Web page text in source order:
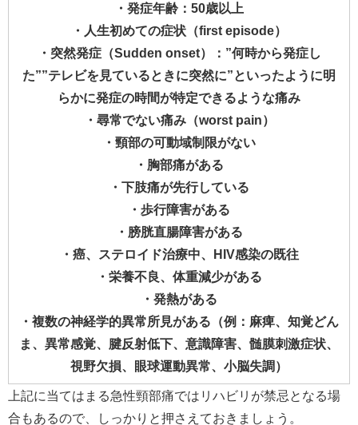
・発症年齢：50歳以上
・人生初めての症状（first episode）
・突然発症（Sudden onset）：”何時から発症し
た””テレビを見ているときに突然に”といったように明
らかに発症の時間が特定できるような痛み
・尋常でない痛み（worst pain）
・頸部の可動域制限がない
・胸部痛がある
・下肢痛が先行している
・歩行障害がある
・膀胱直腸障害がある
・癌、ステロイド治療中、HIV感染の既往
・栄養不良、体重減少がある
・発熱がある
・複数の神経学的異常所見がある（例：麻痺、知覚どん
ま、異常感覚、腱反射低下、意識障害、髄膜刺激症状、
視野欠損、眼球運動異常、小脳失調）
上記に当てはまる急性頸部痛ではリハビリが禁忌となる場
合もあるので、しっかりと押さえておきましょう。